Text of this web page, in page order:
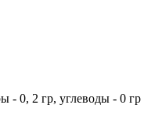
- 0, 2 гр, углеводы - 0 гр